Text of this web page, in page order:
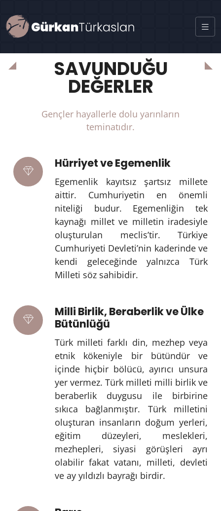
adalet
SAVUNDUĞU
DEĞERLER
Gençler hayallerle dolu yarınların
teminatıdır.
Hürriyet ve Egemenlik
Egemenlik kayıtsız şartsız millete
aittir. Cumhuriyetin en önemli
niteliği budur. Egemenliğin tek
kaynağı millet ve milletin iradesiyle
oluşturulan meclis’tir. Türkiye
Cumhuriyeti Devleti’nin kaderinde ve
kendi geleceğinde yalnızca Türk
Milleti söz sahibidir.
Milli Birlik, Beraberlik ve Ülke
Bütünlüğü
Türk milleti farklı din, mezhep veya
etnik kökeniyle bir bütündür ve
içinde hiçbir bölücü, ayırıcı unsura
yer vermez. Türk milleti milli birlik ve
beraberlik duygusu ile birbirine
sıkıca bağlanmıştır. Türk milletini
oluşturan insanların doğum yerleri,
eğitim düzeyleri, meslekleri,
mezhepleri, siyasi görüşleri ayrı
olabilir fakat vatanı, milleti, devleti
ve ay yıldızlı bayrağı birdir.